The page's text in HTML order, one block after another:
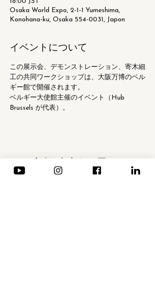
Osaka World Expo, 2-1-1 Yumeshima,
Konohana-ku, Osaka 554-0031, Japon
イベントについて
この展示会、デモンストレーション、寄木細
工の共同ワークショップは、大阪万博のベル
ギー館で開催されます。
ベルギー大使館主催のイベント（Hub
Brussels が代表）。